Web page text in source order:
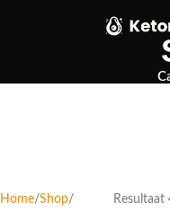
Home Shop